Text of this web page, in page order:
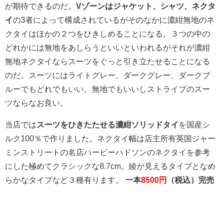
が期待できるのだ。 Vゾーンはジャケット、シャツ、ネクタ
イの3者によって構成されているがそのなかに濃紺無地のネ
クタイはほかの２つをひきしめることになる。３つの中の
どれかには無地をあしらうといいといわれるがそれが濃紺
無地ネクタイならスーツをぐっと引き立たせることになる
のだ。スーツにはライトグレー、ダークグレー、ダークブ
ルーでもどれでもいい。無地でもいいしストライプのスー
ツならなお良い。
当店ではスーツをひきたたせる濃紺ソリッドタイ を国産シ
ルク100％で作りました。ネクタイ幅は店主所有英国ジャー
ミンストリートの名店ハービーハドソンのネクタイを参考
にした極めてクラシックな8.7cm。綾が見えるタイプとなめ
らかなタイプなど３種有ります。
一本8500円 （税込）完売